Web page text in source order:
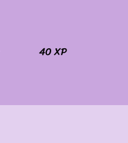
40 XP